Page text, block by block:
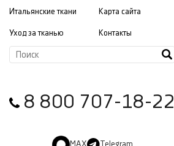
Итальянские ткани
Уход за тканью
Карта сайта
Контакты
8 800 707-18-22